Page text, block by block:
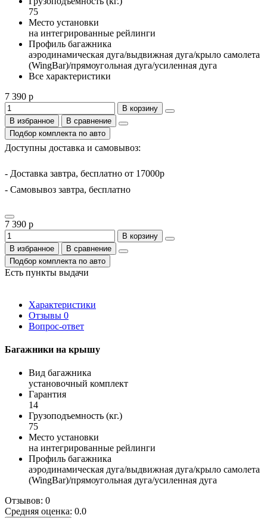
75
Место установки
на интегрированные рейлинги
Профиль багажника
аэродинамическая дуга/выдвижная дуга/крыло самолета
(WingBar)/прямоугольная дуга/усиленная дуга
Все характеристики
7 390 р
В корзину
В избранное
В сравнение
Подбор комплекта по авто
Доступны доставка и самовывоз:
- Доставка завтра, бесплатно от 17000р
- Самовывоз завтра, бесплатно
7 390 р
В корзину
В избранное
В сравнение
Подбор комплекта по авто
Есть пункты выдачи
Характеристики
Отзывы 0
Вопрос-ответ
Багажники на крышу
Вид багажника
установочный комплект
Гарантия
14
Грузоподъемность (кг.)
75
Место установки
на интегрированные рейлинги
Профиль багажника
аэродинамическая дуга/выдвижная дуга/крыло самолета
(WingBar)/прямоугольная дуга/усиленная дуга
Отзывов: 0
Средняя оценка: 0.0